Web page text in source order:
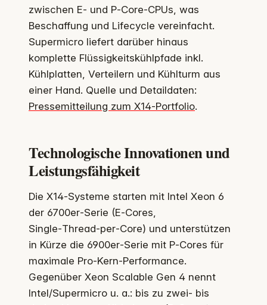
zwischen E‑ und P‑Core‑CPUs, was
Beschaffung und Lifecycle vereinfacht.
Supermicro liefert darüber hinaus
komplette Flüssigkeitskühlpfade inkl.
Kühlplatten, Verteilern und Kühlturm aus
einer Hand. Quelle und Detaildaten:
Pressemitteilung zum X14‑Portfolio.
Technologische Innovationen und
Leistungsfähigkeit
Die X14‑Systeme starten mit Intel Xeon 6
der 6700er‑Serie (E‑Cores,
Single‑Thread‑per‑Core) und unterstützen
in Kürze die 6900er‑Serie mit P‑Cores für
maximale Pro‑Kern‑Performance.
Gegenüber Xeon Scalable Gen 4 nennt
Intel/Supermicro u. a.: bis zu zwei‑ bis